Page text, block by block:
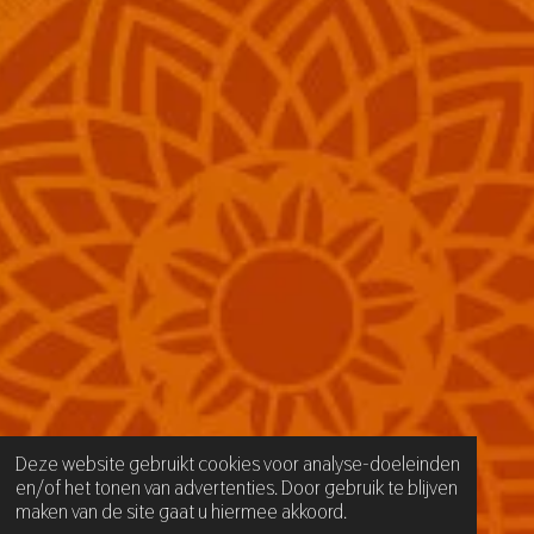
Deze website gebruikt cookies voor analyse-doeleinden
en/of het tonen van advertenties. Door gebruik te blijven
maken van de site gaat u hiermee akkoord.